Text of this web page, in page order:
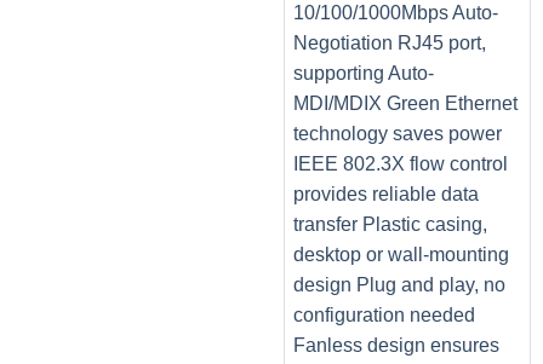
10/100/1000Mbps Auto-
Negotiation RJ45 port,
supporting Auto-
MDI/MDIX Green Ethernet
technology saves power
IEEE 802.3X flow control
provides reliable data
transfer Plastic casing,
desktop or wall-mounting
design Plug and play, no
configuration needed
Fanless design ensures